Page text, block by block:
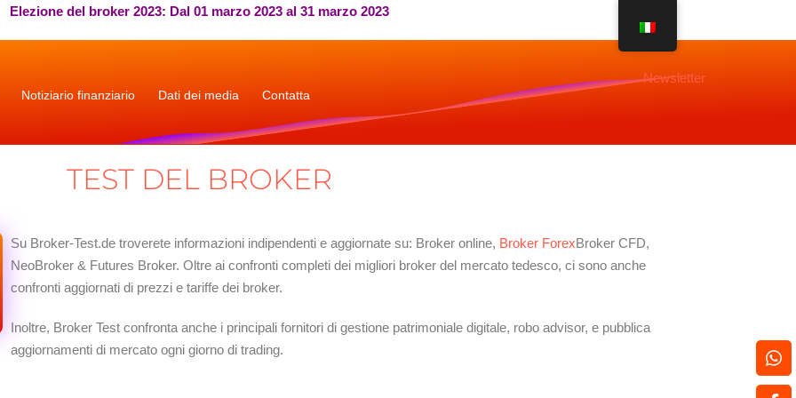
Elezione del broker 2023: Dal 01 marzo 2023 al 31 marzo 2023
Notiziario finanziario Dati dei media Contatta
Newsletter
TEST DEL BROKER
Su Broker-Test.de troverete informazioni indipendenti e aggiornate su: Broker online, Broker ForexBroker CFD,
NeoBroker & Futures Broker. Oltre ai confronti completi dei migliori broker del mercato tedesco, ci sono anche
confronti aggiornati di prezzi e tariffe dei broker.
Inoltre, Broker Test confronta anche i principali fornitori di gestione patrimoniale digitale, robo advisor, e pubblica
aggiornamenti di mercato ogni giorno di trading.